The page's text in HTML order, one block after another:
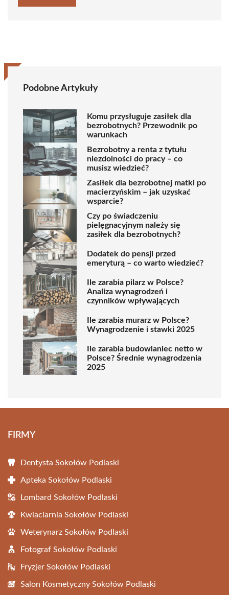
Podobne Artykuły
Komu przysługuje zasiłek dla
bezrobotnych? Przewodnik po
warunkach
Bezrobotny a renta z tytułu
niezdolności do pracy – co
musisz wiedzieć?
Zasiłek dla bezrobotnej matki po
macierzyńskim – jak uzyskać
wsparcie?
Czy po świadczeniu
pielęgnacyjnym należy się
zasiłek dla bezrobotnych?
Dodatek do pensji przed
emeryturą – co warto wiedzieć?
Ile zarabia pilarz w Polsce?
Analiza wynagrodzeń i
czynników wpływających
Ile zarabia murarz w Polsce?
Wynagrodzenie i stawki 2025
Ile zarabia budowlaniec netto w
Polsce? Średnie wynagrodzenia
2025
FIRMY
Dentysta Sokołów Podlaski
Apteka Sokołów Podlaski
Lombard Sokołów Podlaski
Kwiaciarnia Sokołów Podlaski
Weterynarz Sokołów Podlaski
Fotograf Sokołów Podlaski
Fryzjer Sokołów Podlaski
Salon Kosmetyczny Sokołów Podlaski